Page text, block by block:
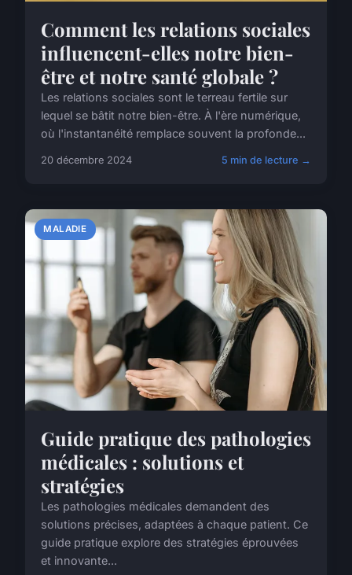
Comment les relations sociales
influencent-elles notre bien-
être et notre santé globale ?
Les relations sociales sont le terreau fertile sur
lequel se bâtit notre bien-être. À l'ère numérique,
où l'instantanéité remplace souvent la profonde...
20 décembre 2024 5 min de lecture →
MALADIE
Guide pratique des pathologies
médicales : solutions et
stratégies
Les pathologies médicales demandent des
solutions précises, adaptées à chaque patient. Ce
guide pratique explore des stratégies éprouvées
et innovante...